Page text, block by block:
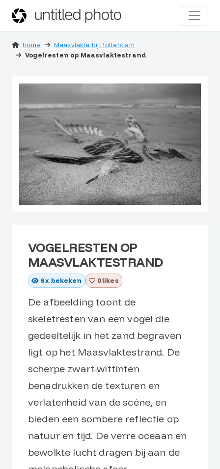
home
Maasvlakte bij Rotterdam
Vogelresten op Maasvlaktestrand
VOGELRESTEN OP
MAASVLAKTESTRAND
6x bekeken 0 likes
De afbeelding toont de
skeletresten van een vogel die
gedeeltelijk in het zand begraven
ligt op het Maasvlaktestrand. De
scherpe zwart-wittinten
benadrukken de texturen en
verlatenheid van de scène, en
bieden een sombere reflectie op
natuur en tijd. De verre oceaan en
bewolkte lucht dragen bij aan de